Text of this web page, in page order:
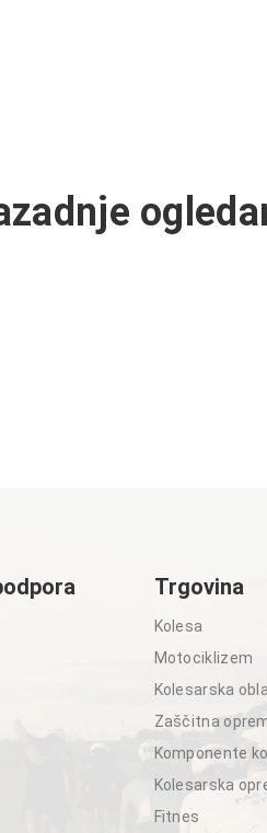
Trgovina
Kolesa
Motociklizem
Kolesarska
Zaščitna
Komponente
Kolesarska
Fitnes